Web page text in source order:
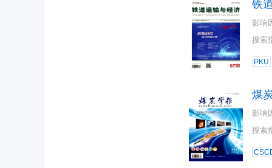
铁
影响
搜索
PKU
煤
影响
搜索